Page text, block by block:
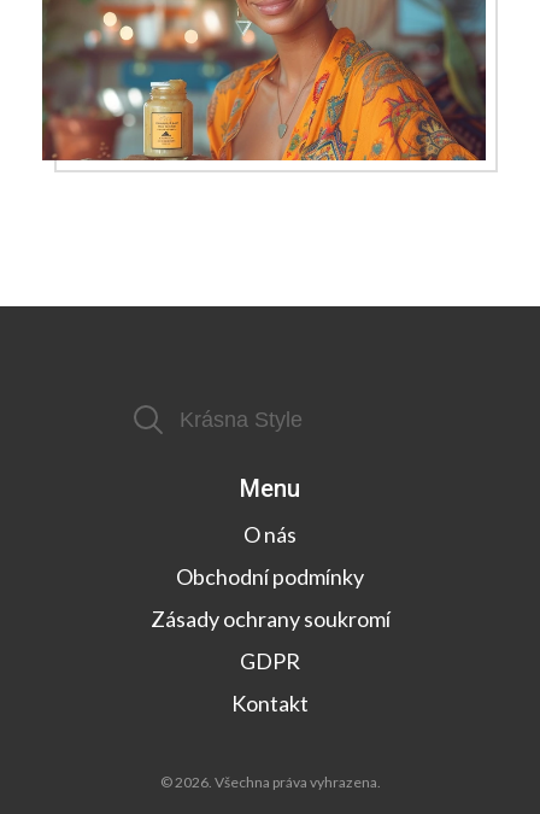
Menu
O nás
Obchodní podmínky
Zásady ochrany soukromí
GDPR
Kontakt
© 2026. Všechna práva vyhrazena.